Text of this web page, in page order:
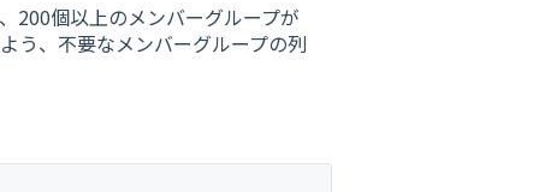
200個以上のメンバーグループが
う、不要なメンバーグループの列